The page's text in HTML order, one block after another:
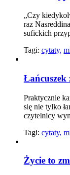
„Czy
raz
sufickich
Tagi: cytaty,
Łańcuszek
Praktycznie
się nie tylko
czytelnicy
Tagi: cytaty,
Życie to